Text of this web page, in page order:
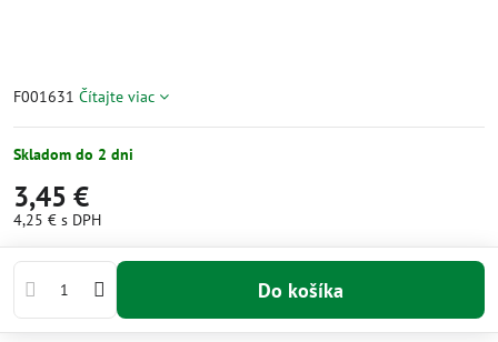
F001631 Čítajte viac
Skladom do 2 dni
3,45 €
4,25 € s DPH
Do košíka